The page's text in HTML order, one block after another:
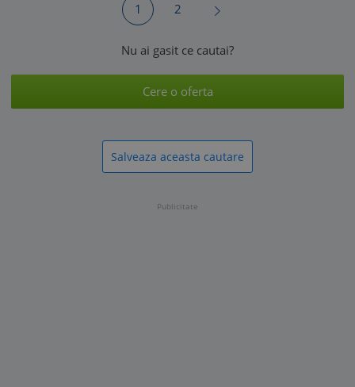
1 2
Nu ai gasit ce cautai?
Cere o oferta
Salveaza aceasta cautare
Publicitate